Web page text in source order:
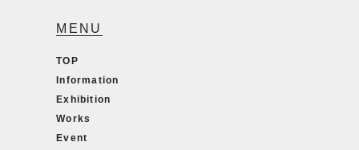
MENU
TOP
Information
Exhibition
Works
Event